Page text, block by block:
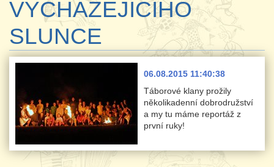
VYCHÁZEJÍCÍHO
SLUNCE
06.08.2015 11:40:38
Táborové klany prožily
několikadenní dobrodružství
a my tu máme reportáž z
první ruky!